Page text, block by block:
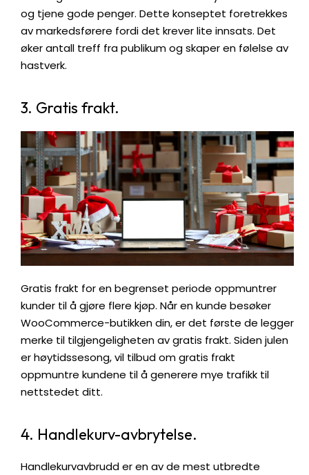
og tjene gode penger. Dette konseptet foretrekkes
av markedsførere fordi det krever lite innsats. Det
øker antall treff fra publikum og skaper en følelse av
hastverk.
3. Gratis frakt.
Gratis frakt for en begrenset periode oppmuntrer
kunder til å gjøre flere kjøp. Når en kunde besøker
WooCommerce-butikken din, er det første de legger
merke til tilgjengeligheten av gratis frakt. Siden julen
er høytidssesong, vil tilbud om gratis frakt
oppmuntre kundene til å generere mye trafikk til
nettstedet ditt.
4. Handlekurv-avbrytelse.
Handlekurvavbrudd er en av de mest utbredte